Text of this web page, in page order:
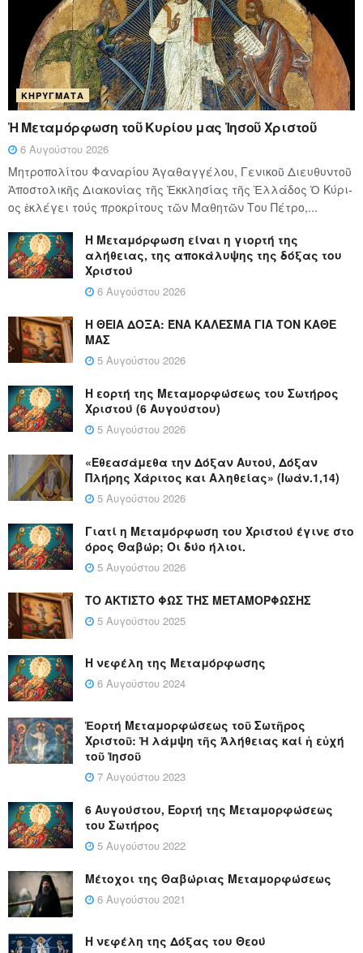
ΚΗΡΎΓΜΑΤΑ
Ἡ Μεταμόρφωση τοῦ Κυρίου μας Ἰησοῦ Χριστοῦ
6 Αυγούστου 2026
Μητροπολίτου Φαναρίου Ἀγαθαγγέλου, Γενικοῦ Διευθυντοῦ
Ἀποστολικῆς Διακονίας τῆς Ἐκκλησίας τῆς Ἑλλάδος Ὁ Κύ­ρι­
ος ἐκλέγει τούς προ­κρί­τους τῶν Μα­θη­τῶν Του Πέ­τρο,...
Η Μεταμόρφωση είναι η γιορτή της
αλήθειας, της αποκάλυψης της δόξας του
Χριστού
6 Αυγούστου 2026
Η ΘΕΙΑ ΔΟΞΑ: ΈΝΑ ΚΑΛΕΣΜΑ ΓΙΑ ΤΟΝ ΚΑΘΕ
ΜΑΣ
5 Αυγούστου 2026
Η εορτή της Μεταμορφώσεως του Σωτήρος
Χριστού (6 Αυγούστου)
5 Αυγούστου 2026
«Εθεασάμεθα την Δόξαν Αυτού, Δόξαν
Πλήρης Χάριτος και Αληθείας» (Ιωάν.1,14)
5 Αυγούστου 2026
Γιατί η Μεταμόρφωση του Χριστού έγινε στο
όρος Θαβώρ; Οι δύο ήλιοι.
5 Αυγούστου 2026
ΤΟ ΑΚΤΙΣΤΟ ΦΩΣ ΤΗΣ ΜΕΤΑΜΟΡΦΩΣΗΣ
5 Αυγούστου 2025
Η νεφέλη της Μεταμόρφωσης
6 Αυγούστου 2024
Ἑορτή Μεταμορφώσεως τοῦ Σωτῆρος
Χριστοῦ: Ἡ λάμψη τῆς Ἀλήθειας καί ἡ εὐχή
τοῦ Ἰησοῦ
7 Αυγούστου 2023
6 Αυγούστου, Εορτή της Μεταμορφώσεως
του Σωτήρος
5 Αυγούστου 2022
Μέτοχοι της Θαβώριας Μεταμορφώσεως
6 Αυγούστου 2021
Η νεφέλη της Δόξας του Θεού